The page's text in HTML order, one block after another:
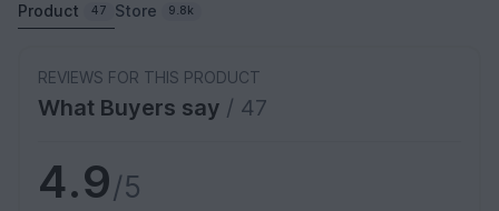
Product 47 Store 9.8k
REVIEWS FOR THIS PRODUCT
What Buyers say / 47
4.9/5